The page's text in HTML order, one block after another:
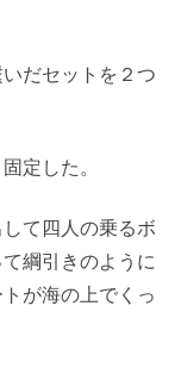
だセットを２つ
定した。
て四人の乗るボ
綱引きのように
が海の上でくっ